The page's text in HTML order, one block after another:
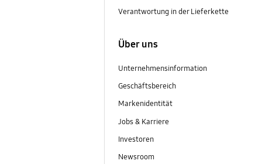
Verantwortung in der Lieferkette
Über uns
Unternehmensinformation
Geschäftsbereich
Markenidentität
Jobs & Karriere
Investoren
Newsroom